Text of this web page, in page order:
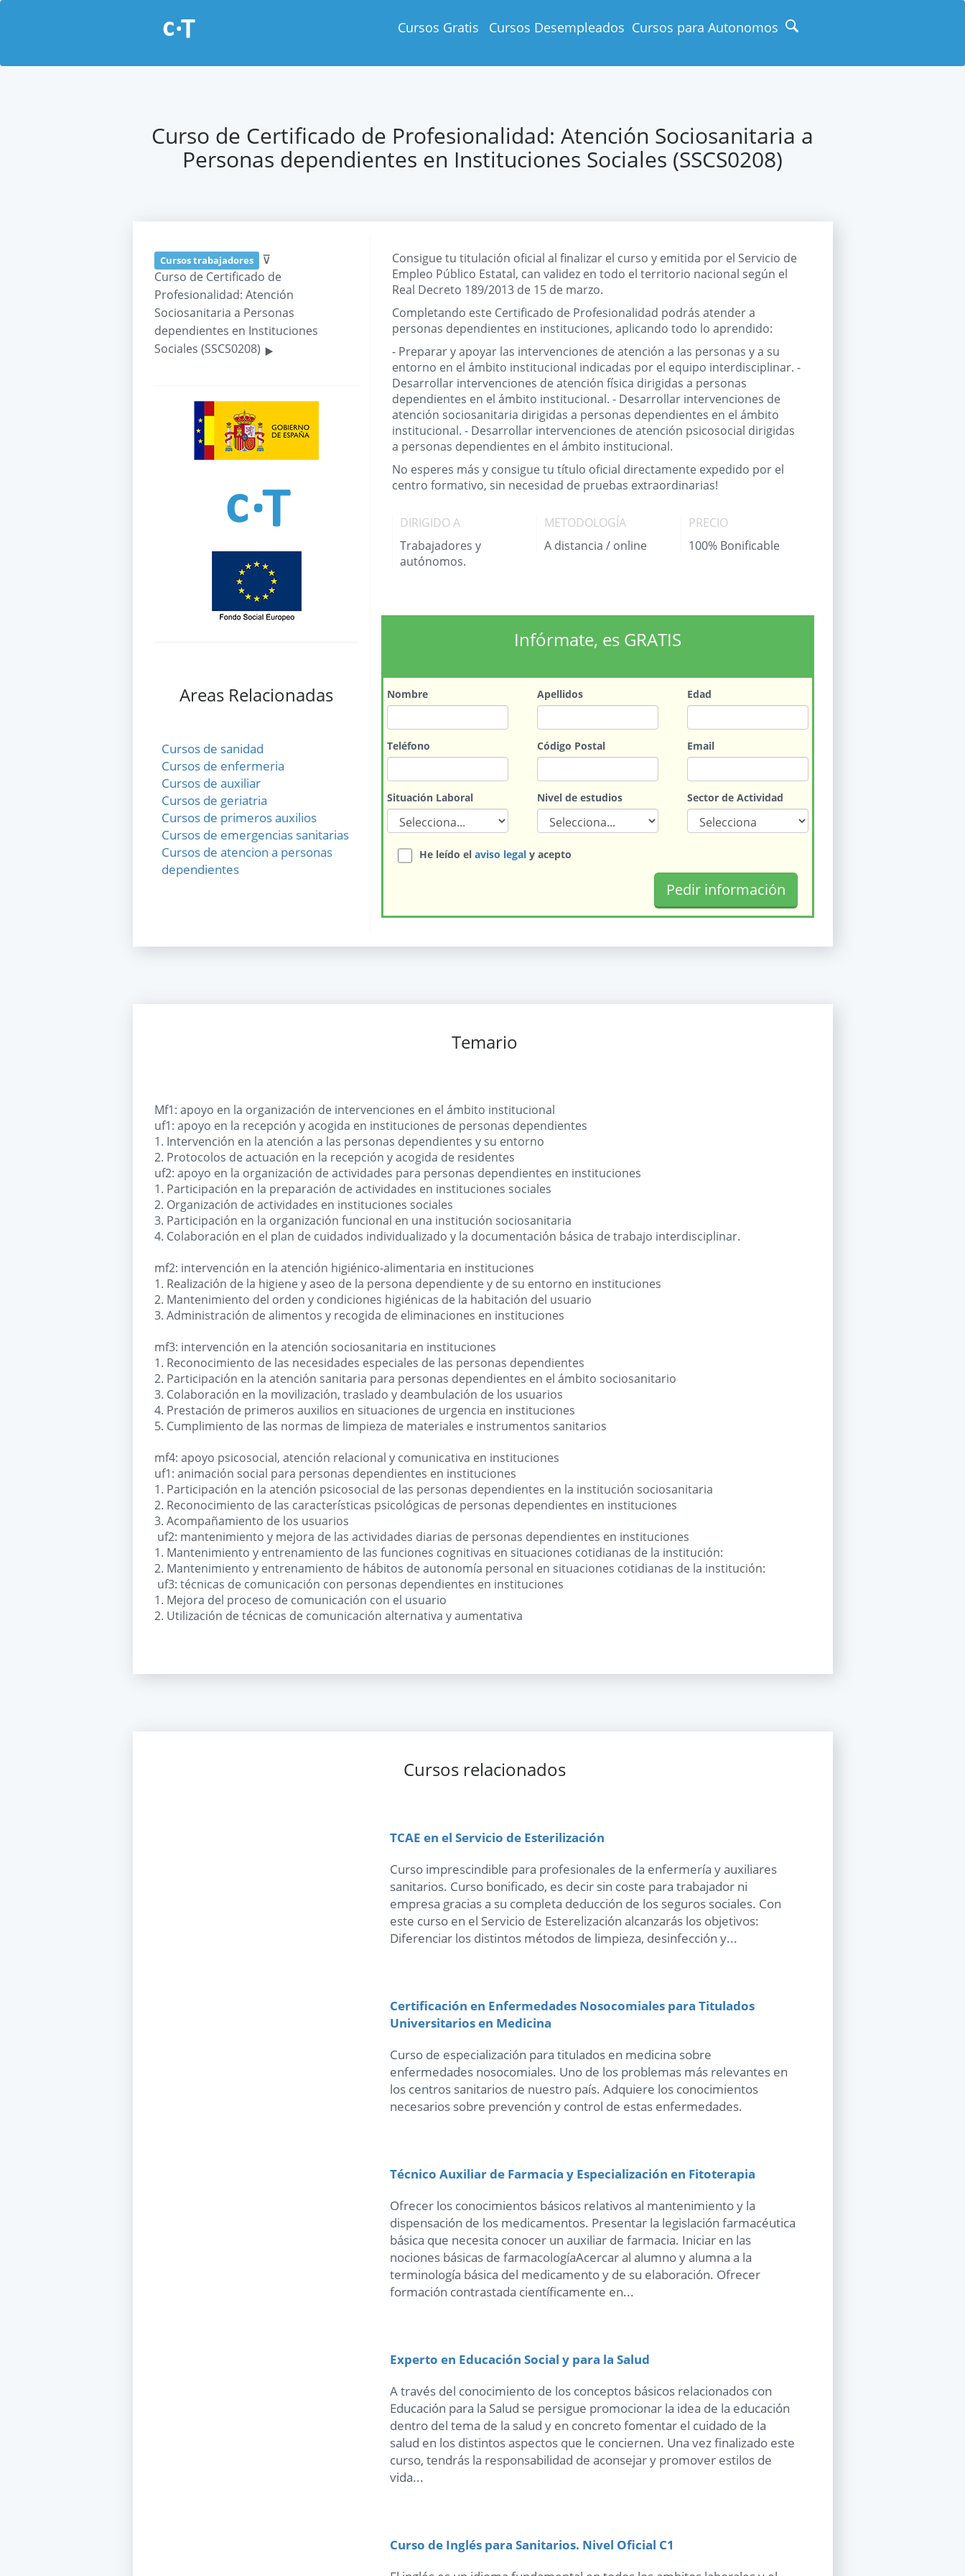
Cursos Gratis Cursos Desempleados Cursos para Autonomos
Curso de Certificado de Profesionalidad: Atención Sociosanitaria a
Personas dependientes en Instituciones Sociales (SSCS0208)
Consigue tu titulación oficial al finalizar el curso y emitida por el Servicio de
Empleo Público Estatal, can validez en todo el territorio nacional según el
Real Decreto 189/2013 de 15 de marzo.
Completando este Certificado de Profesionalidad podrás atender a
personas dependientes en instituciones, aplicando todo lo aprendido:
- Preparar y apoyar las intervenciones de atención a las personas y a su
entorno en el ámbito institucional indicadas por el equipo interdisciplinar. -
Desarrollar intervenciones de atención física dirigidas a personas
dependientes en el ámbito institucional. - Desarrollar intervenciones de
atención sociosanitaria dirigidas a personas dependientes en el ámbito
institucional. - Desarrollar intervenciones de atención psicosocial dirigidas
a personas dependientes en el ámbito institucional.
No esperes más y consigue tu título oficial directamente expedido por el
centro formativo, sin necesidad de pruebas extraordinarias!
DIRIGIDO A
Trabajadores y
autónomos.
METODOLOGÍA
A distancia / online
PRECIO
100% Bonificable
Infórmate, es GRATIS
Nombre Apellidos Edad
Teléfono Código Postal Email
Situación Laboral Nivel de estudios Sector de Actividad
He leído elaviso legal y acepto
Cursos trabajadores ⊽
Curso de Certificado de
Profesionalidad: Atención
Sociosanitaria a Personas
dependientes en Instituciones
Sociales (SSCS0208) ‣
Areas Relacionadas
Cursos de sanidad
Cursos de enfermeria
Cursos de auxiliar
Cursos de geriatria
Cursos de primeros auxilios
Cursos de emergencias sanitarias
Cursos de atencion a personas
dependientes
Temario
Mf1: apoyo en la organización de intervenciones en el ámbito institucional
uf1: apoyo en la recepción y acogida en instituciones de personas dependientes
1. Intervención en la atención a las personas dependientes y su entorno
2. Protocolos de actuación en la recepción y acogida de residentes
uf2: apoyo en la organización de actividades para personas dependientes en instituciones
1. Participación en la preparación de actividades en instituciones sociales
2. Organización de actividades en instituciones sociales
3. Participación en la organización funcional en una institución sociosanitaria
4. Colaboración en el plan de cuidados individualizado y la documentación básica de trabajo interdisciplinar.
mf2: intervención en la atención higiénico-alimentaria en instituciones
1. Realización de la higiene y aseo de la persona dependiente y de su entorno en instituciones
2. Mantenimiento del orden y condiciones higiénicas de la habitación del usuario
3. Administración de alimentos y recogida de eliminaciones en instituciones
mf3: intervención en la atención sociosanitaria en instituciones
1. Reconocimiento de las necesidades especiales de las personas dependientes
2. Participación en la atención sanitaria para personas dependientes en el ámbito sociosanitario
3. Colaboración en la movilización, traslado y deambulación de los usuarios
4. Prestación de primeros auxilios en situaciones de urgencia en instituciones
5. Cumplimiento de las normas de limpieza de materiales e instrumentos sanitarios
mf4: apoyo psicosocial, atención relacional y comunicativa en instituciones
uf1: animación social para personas dependientes en instituciones
1. Participación en la atención psicosocial de las personas dependientes en la institución sociosanitaria
2. Reconocimiento de las características psicológicas de personas dependientes en instituciones
3. Acompañamiento de los usuarios
uf2: mantenimiento y mejora de las actividades diarias de personas dependientes en instituciones
1. Mantenimiento y entrenamiento de las funciones cognitivas en situaciones cotidianas de la institución:
2. Mantenimiento y entrenamiento de hábitos de autonomía personal en situaciones cotidianas de la institución:
uf3: técnicas de comunicación con personas dependientes en instituciones
1. Mejora del proceso de comunicación con el usuario
2. Utilización de técnicas de comunicación alternativa y aumentativa
Cursos relacionados
TCAE en el Servicio de Esterilización
Curso imprescindible para profesionales de la enfermería y auxiliares
sanitarios. Curso bonificado, es decir sin coste para trabajador ni
empresa gracias a su completa deducción de los seguros sociales. Con
este curso en el Servicio de Esterelización alcanzarás los objetivos:
Diferenciar los distintos métodos de limpieza, desinfección y...
Certificación en Enfermedades Nosocomiales para Titulados
Universitarios en Medicina
Curso de especialización para titulados en medicina sobre
enfermedades nosocomiales. Uno de los problemas más relevantes en
los centros sanitarios de nuestro país. Adquiere los conocimientos
necesarios sobre prevención y control de estas enfermedades.
Técnico Auxiliar de Farmacia y Especialización en Fitoterapia
Ofrecer los conocimientos básicos relativos al mantenimiento y la
dispensación de los medicamentos. Presentar la legislación farmacéutica
básica que necesita conocer un auxiliar de farmacia. Iniciar en las
nociones básicas de farmacologíaAcercar al alumno y alumna a la
terminología básica del medicamento y de su elaboración. Ofrecer
formación contrastada científicamente en...
Experto en Educación Social y para la Salud
A través del conocimiento de los conceptos básicos relacionados con
Educación para la Salud se persigue promocionar la idea de la educación
dentro del tema de la salud y en concreto fomentar el cuidado de la
salud en los distintos aspectos que le conciernen. Una vez finalizado este
curso, tendrás la responsabilidad de aconsejar y promover estilos de
vida...
Curso de Inglés para Sanitarios. Nivel Oficial C1